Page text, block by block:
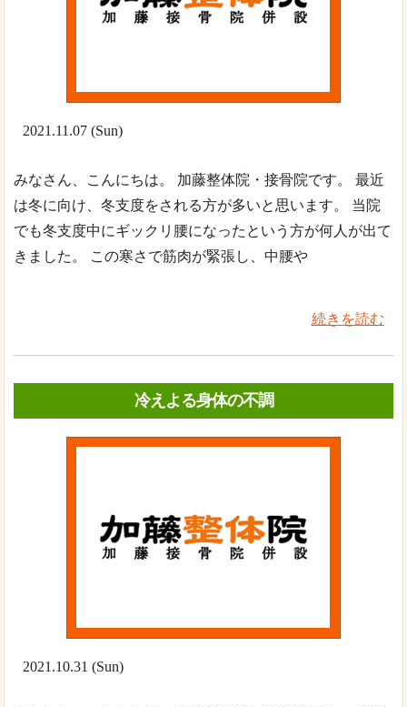
2021.11.07 (Sun)
みなさん、こんにちは。 加藤整体院・接骨院です。 最近
は冬に向け、冬支度をされる方が多いと思います。 当院
でも冬支度中にギックリ腰になったという方が何人が出て
きました。 この寒さで筋肉が緊張し、中腰や
続きを読む
冷えよる身体の不調
2021.10.31 (Sun)